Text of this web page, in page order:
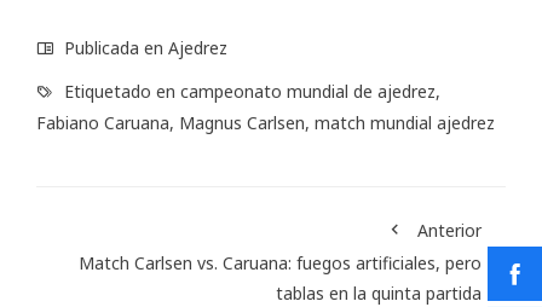
Publicada en Ajedrez
Etiquetado en campeonato mundial de ajedrez,
Fabiano Caruana, Magnus Carlsen, match mundial ajedrez
Anterior
Match Carlsen vs. Caruana: fuegos artificiales, pero
tablas en la quinta partida